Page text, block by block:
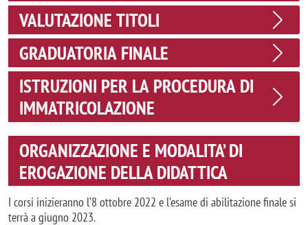
VALUTAZIONE TITOLI
GRADUATORIA FINALE
ISTRUZIONI PER LA PROCEDURA DI
IMMATRICOLAZIONE
ORGANIZZAZIONE E MODALITA’ DI
EROGAZIONE DELLA DIDATTICA
I corsi inizieranno l’8 ottobre 2022 e l’esame di abilitazione finale si
terrà a giugno 2023.